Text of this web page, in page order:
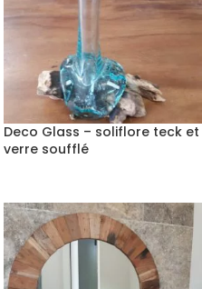
Deco Glass – soliflore teck et
verre soufflé